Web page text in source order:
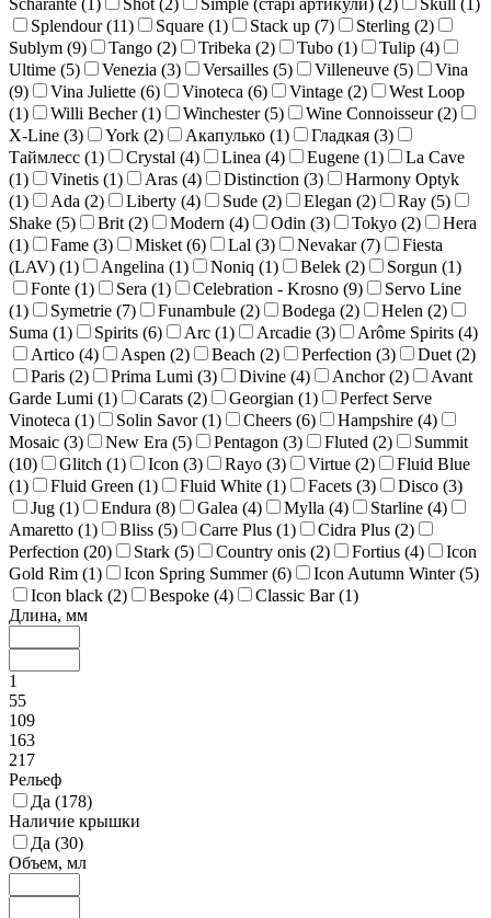
Scharante (1) Shot (2) Simple (старі артикули) (2) Skull (1)
Splendour (11) Square (1) Stack up (7) Sterling (2)
Sublym (9) Tango (2) Tribeka (2) Tubo (1) Tulip (4)
Ultime (5) Venezia (3) Versailles (5) Villeneuve (5)
Vina
(9) Vina Juliette (6) Vinoteca (6) Vintage (2)
West Loop
(1) Willi Becher (1) Winchester (5) Wine Connoisseur (2)
X-Line (3) York (2) Акапулько (1) Гладкая (3)
Таймлесс (1) Crystal (4) Linea (4) Eugene (1)
La Cave
(1) Vinetis (1) Aras (4) Distinction (3)
Harmony Optyk
(1) Ada (2) Liberty (4) Sude (2) Elegan (2) Ray (5)
Shake (5) Brit (2) Modern (4) Odin (3) Tokyo (2)
Hera
(1) Fame (3) Misket (6) Lal (3) Nevakar (7)
Fiesta
(LAV) (1) Angelina (1) Noniq (1) Belek (2) Sorgun (1)
Fonte (1) Sera (1) Celebration - Krosno (9)
Servo Line
(1) Symetrie (7) Funambule (2) Bodega (2) Helen (2)
Suma (1) Spirits (6) Arc (1) Arcadie (3) Arôme Spirits (4)
Artico (4) Aspen (2) Beach (2) Perfection (3) Duet (2)
Paris (2) Prima Lumi (3) Divine (4) Anchor (2)
Avant
Garde Lumi (1) Carats (2) Georgian (1)
Perfect Serve
Vinoteca (1) Solin Savor (1) Cheers (6) Hampshire (4)
Mosaic (3) New Era (5) Pentagon (3) Fluted (2)
Summit
(10) Glitch (1) Icon (3) Rayo (3) Virtue (2)
Fluid Blue
(1) Fluid Green (1) Fluid White (1) Facets (3) Disco (3)
Jug (1) Endura (8) Galea (4) Mylla (4) Starline (4)
Amaretto (1) Bliss (5) Carre Plus (1) Cidra Plus (2)
Perfection (20) Stark (5) Country onis (2) Fortius (4)
Icon
Gold Rim (1) Icon Spring Summer (6) Icon Autumn Winter (5)
Icon black (2) Bespoke (4) Classic Bar (1)
Длина, мм
1
55
109
163
217
Рельеф
Да (178)
Наличие крышки
Да (30)
Объем, мл